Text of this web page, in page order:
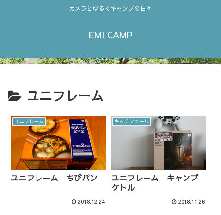
カメラとゆるくキャンプの日々
EMI CAMP
ユニフレーム
ユニフレーム
ユニフレーム ちびパン
2018.12.24
キッチンツール
ユニフレーム キャンプ
ケトル
2018.11.26